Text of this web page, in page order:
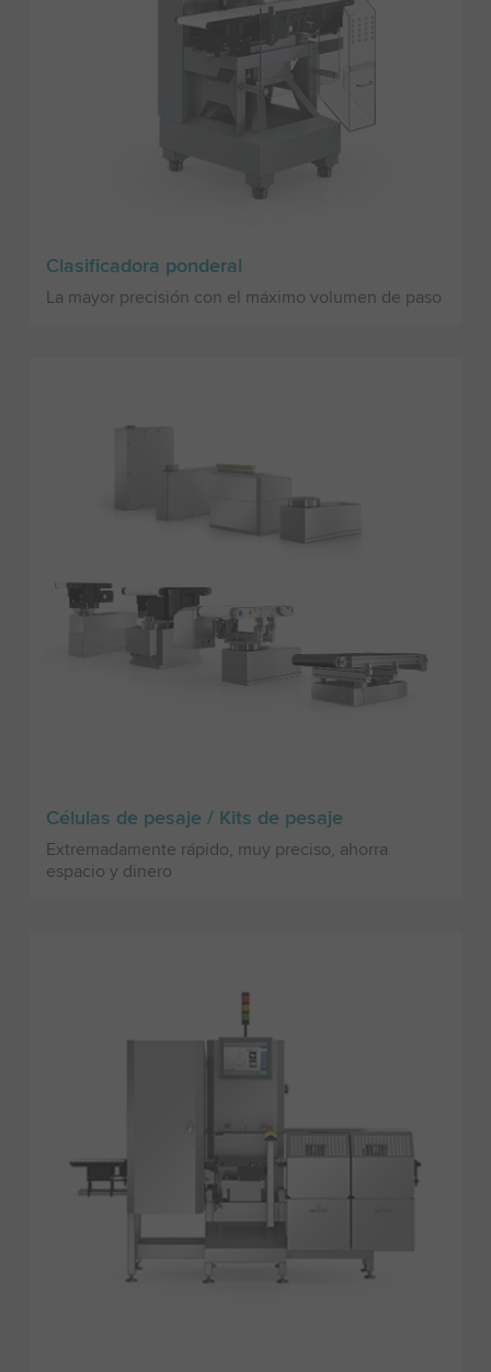
Clasificadora ponderal
La mayor precisión con el máximo volumen de paso
Células de pesaje / Kits de pesaje
Extremadamente rápido, muy preciso, ahorra
espacio y dinero